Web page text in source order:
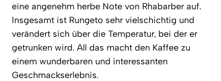
eine angenehm herbe Note von Rhabarber auf.
Insgesamt ist Rungeto sehr vielschichtig und
verändert sich über die Temperatur, bei der er
getrunken wird. All das macht den Kaffee zu
einem wunderbaren und interessanten
Geschmackserlebnis.